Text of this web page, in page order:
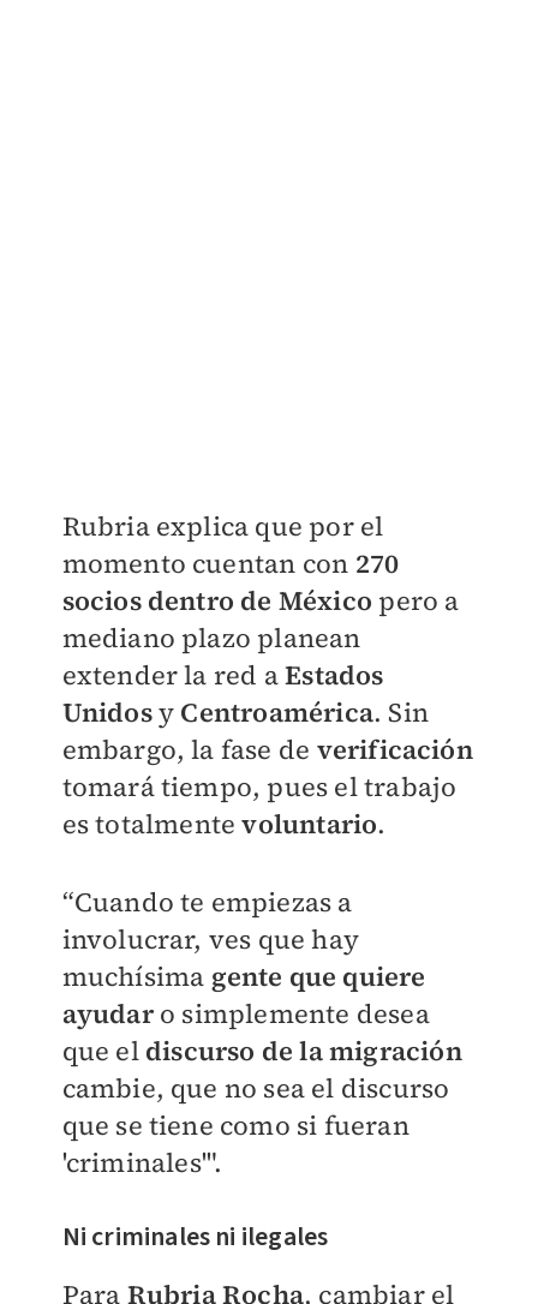
Rubria explica que por el
momento cuentan con 270
socios dentro de México pero a
mediano plazo planean
extender la red aEstados
Unidosy Centroamérica. Sin
embargo, la fase de verificación
tomará tiempo, pues el trabajo
es totalmentevoluntario.
“Cuando te empiezas a
involucrar, ves que hay
muchísima gente que quiere
ayudaro simplemente desea
que el discurso de la migración
cambie, que no sea el discurso
que se tiene como si fueran
'criminales'".
Ni criminales ni ilegales
Para Rubria Rocha, cambiar el